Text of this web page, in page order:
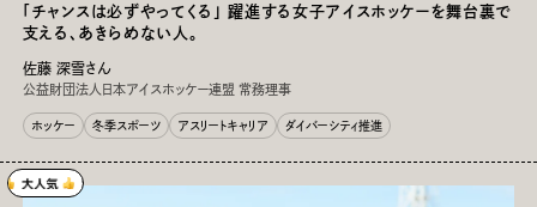
「チャンスは必ずやってくる」 躍進する女子アイスホッケーを舞台裏で
支える、あきらめない人。
佐藤 深雪さん
公益財団法人日本アイスホッケー連盟 常務理事
ホッケー 冬季スポーツ アスリートキャリア ダイバーシティ推進